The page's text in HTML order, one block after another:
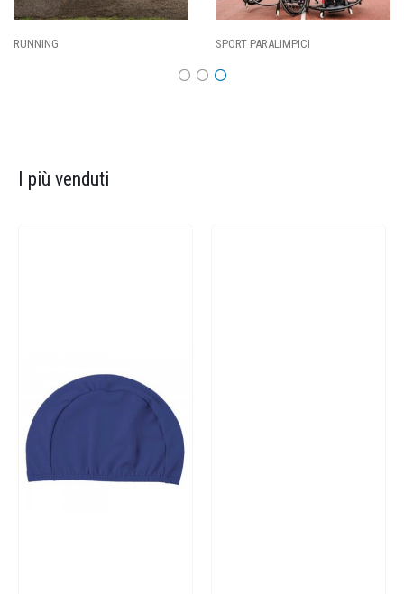
SPORT PARALIMPICI
I più venduti